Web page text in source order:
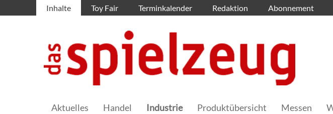
Inhalte Toy Fair Terminkalender Redaktion Abonnement
Aktuelles Handel Industrie Produktübersicht Messen